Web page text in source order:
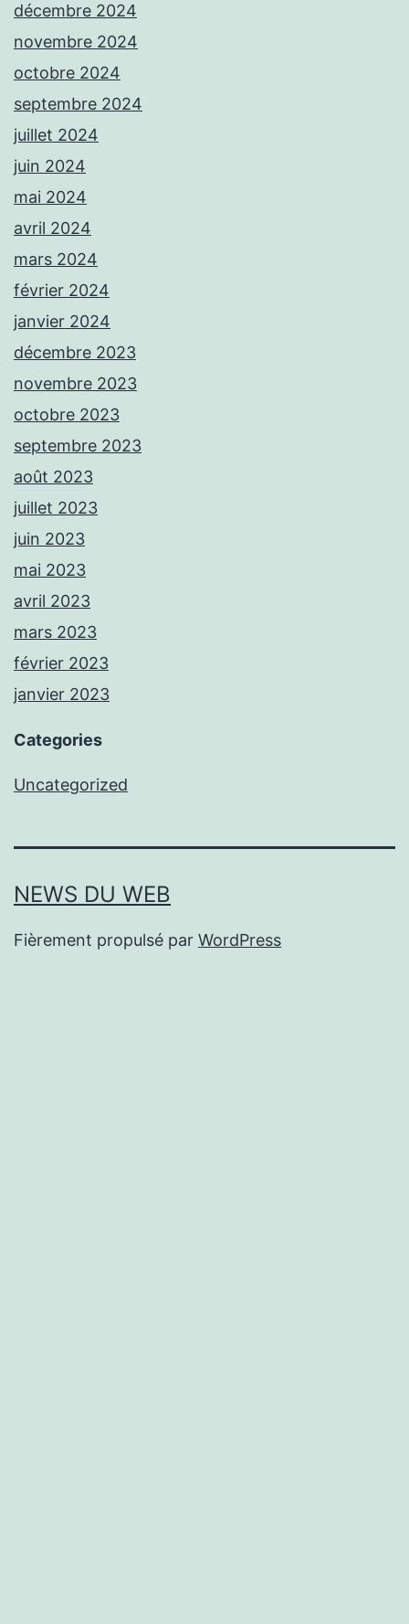
décembre 2024
novembre 2024
octobre 2024
septembre 2024
juillet 2024
juin 2024
mai 2024
avril 2024
mars 2024
février 2024
janvier 2024
décembre 2023
novembre 2023
octobre 2023
septembre 2023
août 2023
juillet 2023
juin 2023
mai 2023
avril 2023
mars 2023
février 2023
janvier 2023
Categories
Uncategorized
NEWS DU WEB
Fièrement propulsé par WordPress